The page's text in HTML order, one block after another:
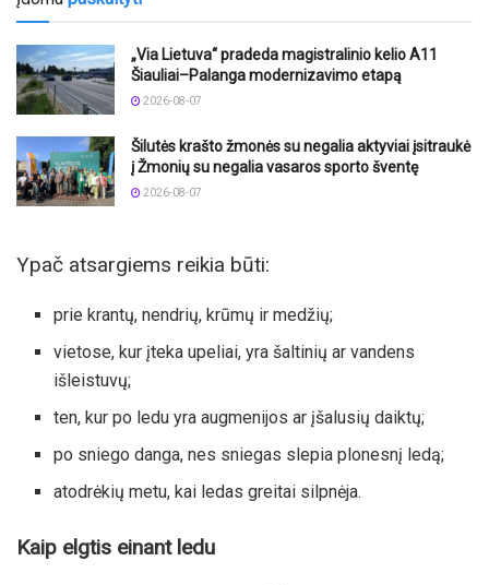
„Via Lietuva“ pradeda magistralinio kelio A11
Šiauliai–Palanga modernizavimo etapą
2026-08-07
Šilutės krašto žmonės su negalia aktyviai įsitraukė
į Žmonių su negalia vasaros sporto šventę
2026-08-07
Ypač atsargiems reikia būti:
prie krantų, nendrių, krūmų ir medžių;
vietose, kur įteka upeliai, yra šaltinių ar vandens
išleistuvų;
ten, kur po ledu yra augmenijos ar įšalusių daiktų;
po sniego danga, nes sniegas slepia plonesnį ledą;
atodrėkių metu, kai ledas greitai silpnėja.
Kaip elgtis einant ledu